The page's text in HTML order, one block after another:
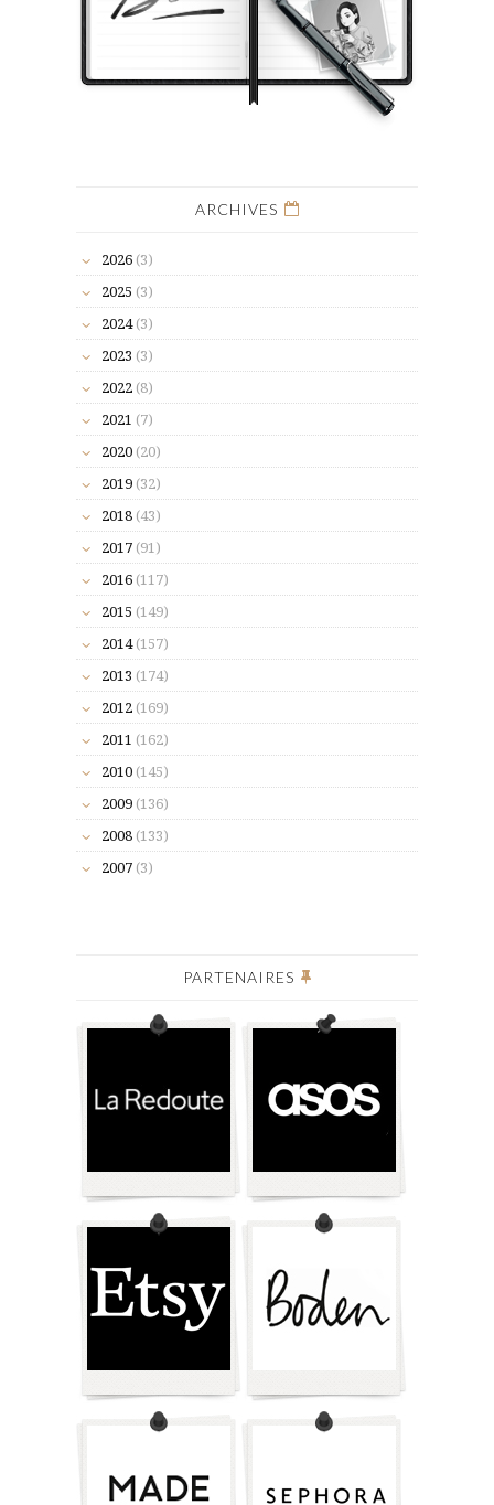
ARCHIVES
2026 (3)
2025 (3)
2024(3)
2023 (3)
2022 (8)
2021 (7)
2020 (20)
2019 (32)
2018 (43)
2017 (91)
2016 (117)
2015 (149)
2014(157)
2013 (174)
2012 (169)
2011 (162)
2010 (145)
2009 (136)
2008 (133)
2007 (3)
PARTENAIRES